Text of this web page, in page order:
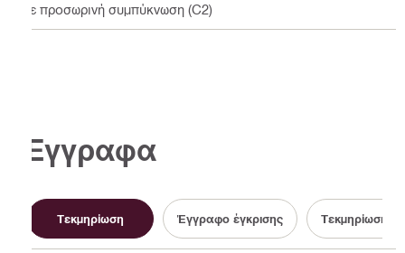
με προσωρινή συμπύκνωση (C2)
Έγγραφα
Τεκμηρίωση Έγγραφο έγκρισης Τεκμηρίωση